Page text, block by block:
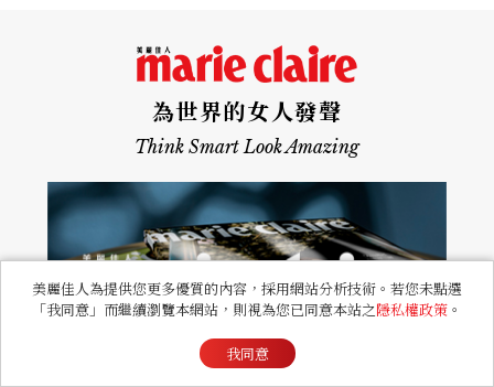
為世界的女人發聲
Think Smart Look Amazing
美麗佳人為提供您更多優質的內容，採用網站分析技術。若您未點選
「我同意」而繼續瀏覽本網站，則視為您已同意本站之隱私權政策 。
我同意